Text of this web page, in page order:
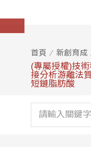
首頁 新創育成
(專屬授權)技
接分析游離法
短鏈脂肪酸